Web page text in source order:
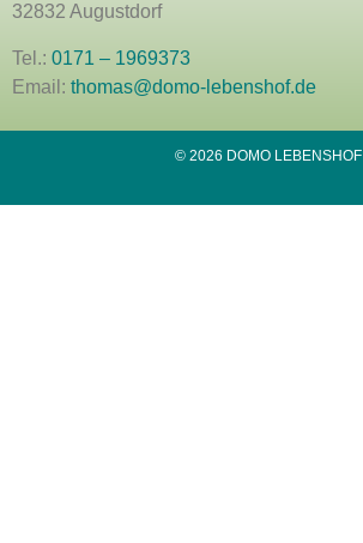
32832 Augustdorf
Tel.: 0171 – 1969373
Email: thomas@domo-lebenshof.de
© 2026 DOMO LEBENSHOF